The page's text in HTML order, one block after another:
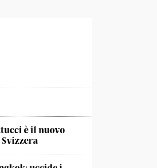
è il nuovo